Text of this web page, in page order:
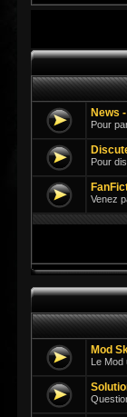
News
Pour
Pour
Venez
Mod
Le Mod